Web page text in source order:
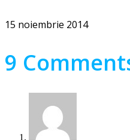
15 noiembrie 2014
9